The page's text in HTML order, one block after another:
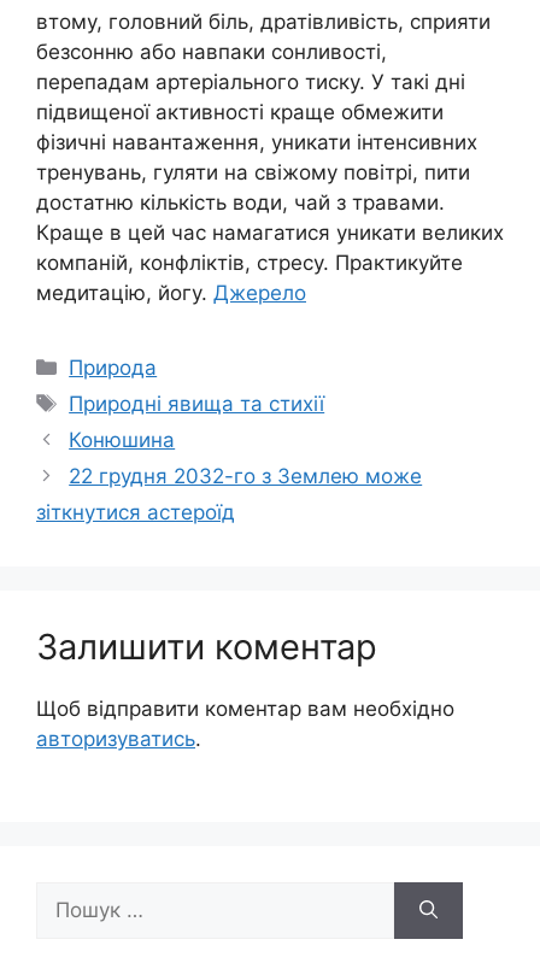
втому, головний біль, дратівливість, сприяти
безсонню або навпаки сонливості,
перепадам артеріального тиску. У такі дні
підвищеної активності краще обмежити
фізичні навантаження, уникати інтенсивних
тренувань, гуляти на свіжому повітрі, пити
достатню кількість води, чай з травами.
Краще в цей час намагатися уникати великих
компаній, конфліктів, стресу. Практикуйте
медитацію, йогу. Джерело
Категорії
Природа
Позначки
Природні явища та стихії
Конюшина
22 грудня 2032-го з Землею може
зіткнутися астероїд
Залишити коментар
Щоб відправити коментар вам необхідно
авторизуватись.